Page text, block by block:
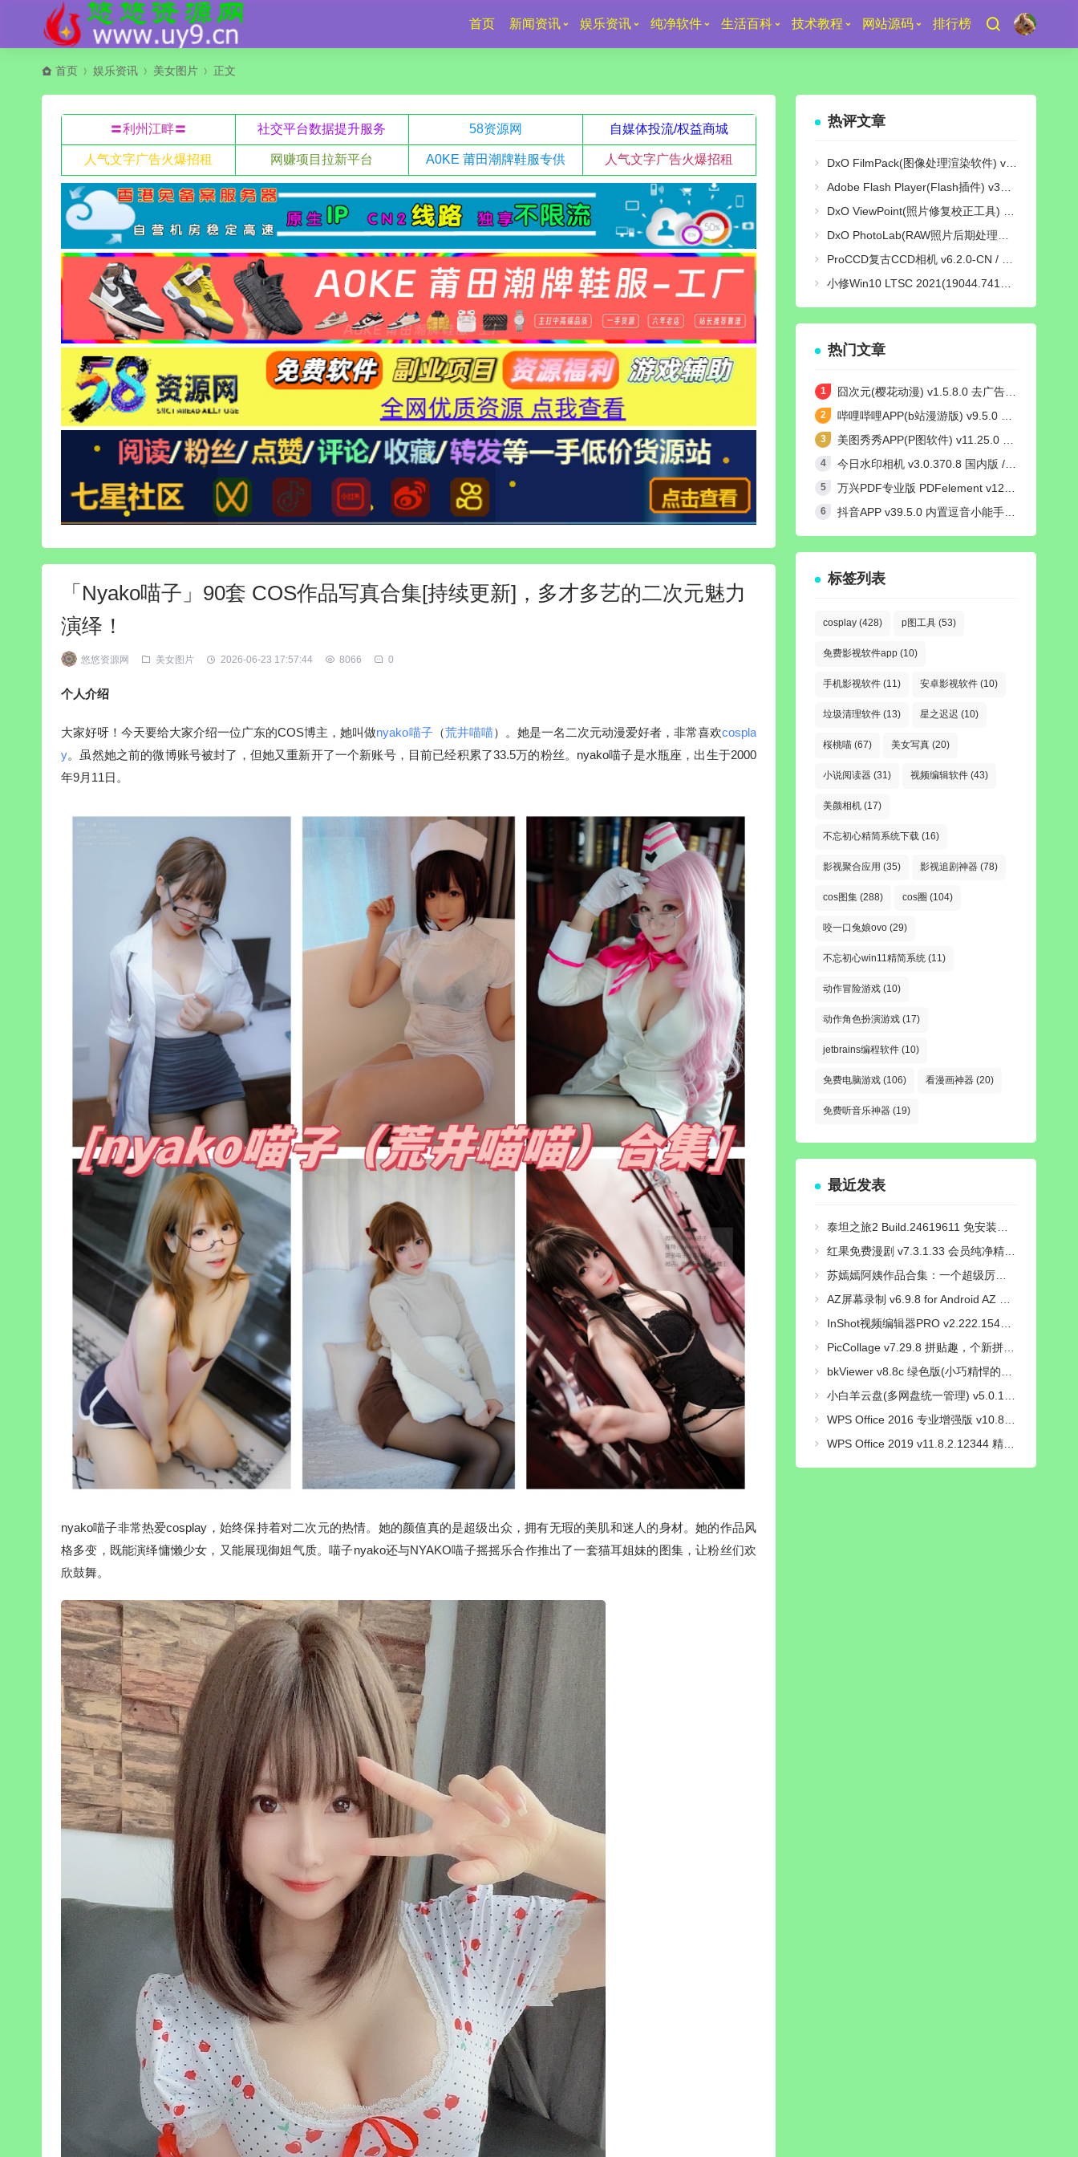
首页 新闻资讯 娱乐资讯 纯净软件 生活百科 技术教程 网站源码 排行榜
首页 娱乐资讯 美女图片 正文
〓利州江畔〓 社交平台数据提升服务 58资源网 自媒体投流/权益商城
人气文字广告火爆招租 网赚项目拉新平台 A0KE 莆田潮牌鞋服专供 人气文字广告火爆招租
「Nyako喵子」90套 COS作品写真合集[持续更新]，多才多艺的二次元魅力
演绎！
悠悠资源网 美女图片 2026-06-23 17:57:44 8066 0
个人介绍
大家好呀！今天要给大家介绍一位广东的COS博主，她叫做nyako喵子（荒井喵喵）。她是一名二次元动漫爱好者，非常喜欢cospla
y。虽然她之前的微博账号被封了，但她又重新开了一个新账号，目前已经积累了33.5万的粉丝。nyako喵子是水瓶座，出生于2000
年9月11日。
nyako喵子非常热爱cosplay，始终保持着对二次元的热情。她的颜值真的是超级出众，拥有无瑕的美肌和迷人的身材。她的作品风
格多变，既能演绎慵懒少女，又能展现御姐气质。喵子nyako还与NYAKO喵子摇摇乐合作推出了一套猫耳姐妹的图集，让粉丝们欢
欣鼓舞。
热评文章
DxO FilmPack(图像处理渲染软件) v7.25.0 Build 29 中文绿色激活版
Adobe Flash Player(Flash插件) v34.0.0.380 纯净版
DxO ViewPoint(照片修复校正工具) v5.15.0 Build 31 中文绿色便携版
DxO PhotoLab(RAW照片后期处理软件) v9.10 Build 736 中文激活版
ProCCD复古CCD相机 v6.2.0-CN / v3.9.1-GP 解锁终身pro会员版
小修Win10 LTSC 2021(19044.7417) [轻度精简版/极限精简版]
热门文章
囧次元(樱花动漫) v1.5.8.0 去广告纯净版
哔哩哔哩APP(b站漫游版) v9.5.0 哔哩漫游去广告解除版权受限
美图秀秀APP(P图软件) v11.25.0 去广告永久VIP解锁版
今日水印相机 v3.0.370.8 国内版 / v4.2.3 国际版 Timemark高级VIP会员解锁版
万兴PDF专业版 PDFelement v12.1.24 中文绿色完整版
抖音APP v39.5.0 内置逗音小能手模块去广告无水印纯净版
标签列表
cosplay (428) p图工具 (53)
免费影视软件app (10)
手机影视软件 (11) 安卓影视软件 (10)
垃圾清理软件 (13) 星之迟迟 (10)
桜桃喵 (67) 美女写真 (20)
小说阅读器 (31) 视频编辑软件 (43)
美颜相机 (17)
不忘初心精简系统下载 (16)
影视聚合应用 (35) 影视追剧神器 (78)
cos图集 (288) cos圈 (104)
咬一口兔娘ovo (29)
不忘初心win11精简系统 (11)
动作冒险游戏 (10)
动作角色扮演游戏 (17)
jetbrains编程软件 (10)
免费电脑游戏 (106) 看漫画神器 (20)
免费听音乐神器 (19)
最近发表
泰坦之旅2 Build.24619611 免安装绿色中文豪华版|新功能:精神专精与打造系统+预购特典+全DLC+修改器-支持手柄|解压即撸
红果免费漫剧 v7.3.1.33 会员纯净精简版
苏嫣嫣阿姨作品合集：一个超级厉害的COS小姐姐！
AZ屏幕录制 v6.9.8 for Android AZ Screen Recorder 汉化免root解锁高级版
InShot视频编辑器PRO v2.222.1548 解锁专业版
PicCollage v7.29.8 拼贴趣，个新拼图照片编辑，解锁VIP会员版
bkViewer v8.8c 绿色版(小巧精悍的数码照片浏览器)
小白羊云盘(多网盘统一管理) v5.0.15 绿色便携版
WPS Office 2016 专业增强版 v10.8.2.7164 永久激活版
WPS Office 2019 v11.8.2.12344 精简专业增强_集成序列号版